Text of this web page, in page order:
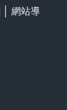
網站導